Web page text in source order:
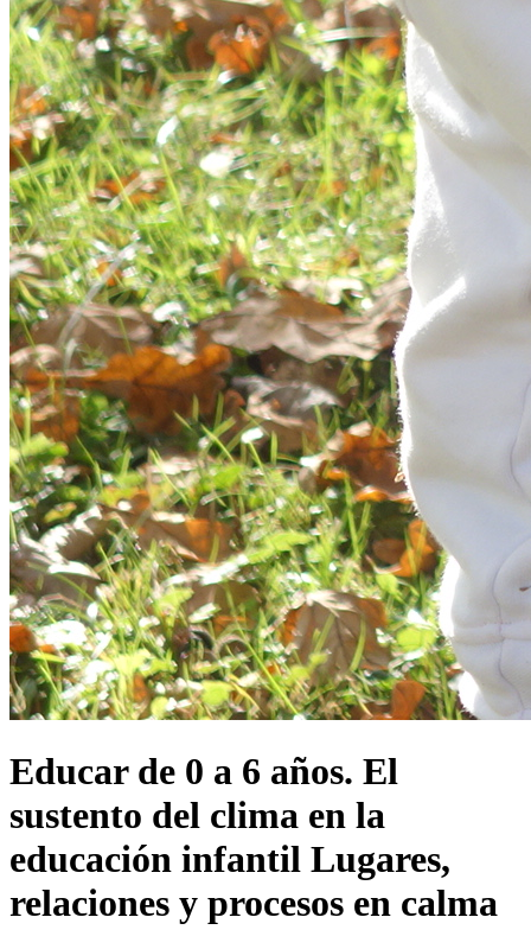
Educar de 0 a 6 años. El
sustento del clima en la
educación infantil Lugares,
relaciones y procesos en calma